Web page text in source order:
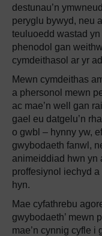
destunau’n
peryglu bywyd, neu
teuluoedd wastad
phenodol gan
cymdeithasol ar yr
Mewn cymdeithas
a phersonol mewn
ac mae’n well gan
gael eu datgelu’n
o gwbl – hynny yw,
gwybodaeth fanwl,
animeiddiad hwn yn
proffesiynol iechyd
hyn.
Mae cyfathrebu
gwybodaeth’ mewn
mae’n cynnig cyfle i